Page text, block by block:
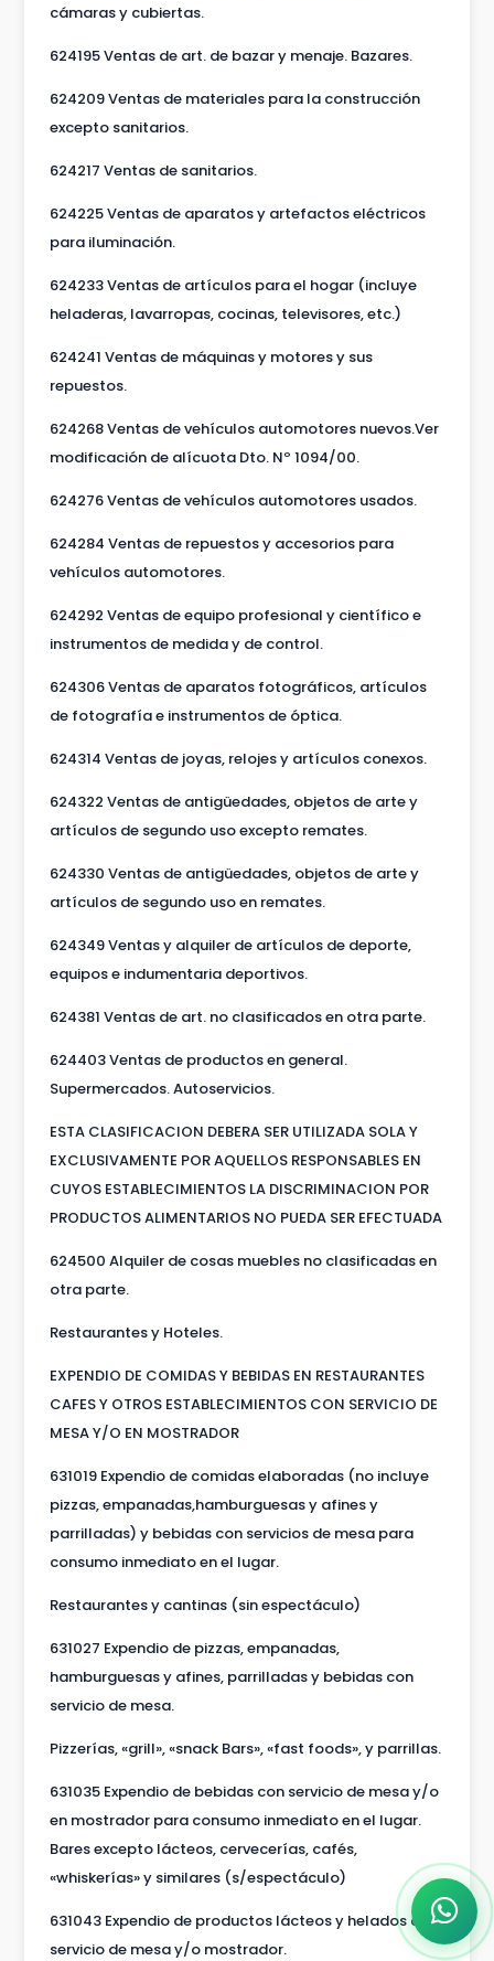
cámaras y cubiertas.
624195 Ventas de art. de bazar y menaje. Bazares.
624209 Ventas de materiales para la construcción
excepto sanitarios.
624217 Ventas de sanitarios.
624225 Ventas de aparatos y artefactos eléctricos
para iluminación.
624233 Ventas de artículos para el hogar (incluye
heladeras, lavarropas, cocinas, televisores, etc.)
624241 Ventas de máquinas y motores y sus
repuestos.
624268 Ventas de vehículos automotores nuevos.Ver
modificación de alícuota Dto. Nº 1094/00.
624276 Ventas de vehículos automotores usados.
624284 Ventas de repuestos y accesorios para
vehículos automotores.
624292 Ventas de equipo profesional y científico e
instrumentos de medida y de control.
624306 Ventas de aparatos fotográficos, artículos
de fotografía e instrumentos de óptica.
624314 Ventas de joyas, relojes y artículos conexos.
624322 Ventas de antigüedades, objetos de arte y
artículos de segundo uso excepto remates.
624330 Ventas de antigüedades, objetos de arte y
artículos de segundo uso en remates.
624349 Ventas y alquiler de artículos de deporte,
equipos e indumentaria deportivos.
624381 Ventas de art. no clasificados en otra parte.
624403 Ventas de productos en general.
Supermercados. Autoservicios.
ESTA CLASIFICACION DEBERA SER UTILIZADA SOLA Y
EXCLUSIVAMENTE POR AQUELLOS RESPONSABLES EN
CUYOS ESTABLECIMIENTOS LA DISCRIMINACION POR
PRODUCTOS ALIMENTARIOS NO PUEDA SER EFECTUADA
624500 Alquiler de cosas muebles no clasificadas en
otra parte.
Restaurantes y Hoteles.
EXPENDIO DE COMIDAS Y BEBIDAS EN RESTAURANTES
CAFES Y OTROS ESTABLECIMIENTOS CON SERVICIO DE
MESA Y/O EN MOSTRADOR
631019 Expendio de comidas elaboradas (no incluye
pizzas, empanadas,hamburguesas y afines y
parrilladas) y bebidas con servicios de mesa para
consumo inmediato en el lugar.
Restaurantes y cantinas (sin espectáculo)
631027 Expendio de pizzas, empanadas,
hamburguesas y afines, parrilladas y bebidas con
servicio de mesa.
Pizzerías, «grill», «snack Bars», «fast foods», y parrillas.
631035 Expendio de bebidas con servicio de mesa y/o
en mostrador para consumo inmediato en el lugar.
Bares excepto lácteos, cervecerías, cafés,
«whiskerías» y similares (s/espectáculo)
631043 Expendio de productos lácteos y helados con
servicio de mesa y/o mostrador.